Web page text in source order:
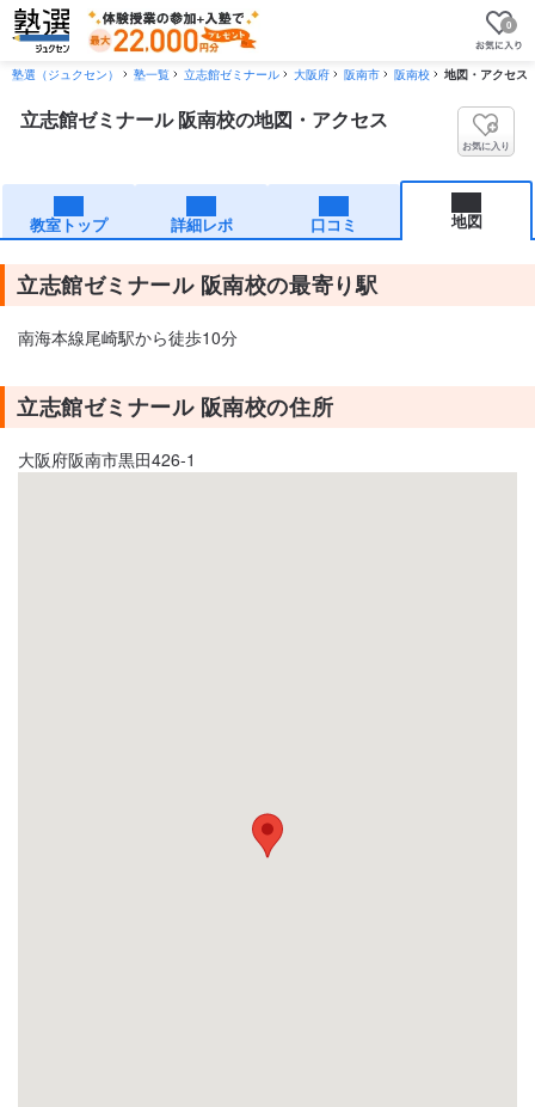
0
塾選（ジュクセン） 塾一覧 立志館ゼミナール 大阪府 阪南市 阪南校 地図・アクセス
立志館ゼミナール 阪南校の地図・アクセス
お気に入り
教室トップ 詳細レポ 口コミ 地図
立志館ゼミナール 阪南校の最寄り駅
南海本線尾崎駅から徒歩10分
立志館ゼミナール 阪南校の住所
大阪府阪南市黒田426-1